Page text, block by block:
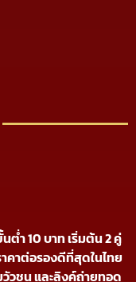
ต่ำ 10 บาท เริ่มต้น 2 คู่
คาต่อรองดีที่สุดในไทย
วชน และลิงค์ถ่ายทอด